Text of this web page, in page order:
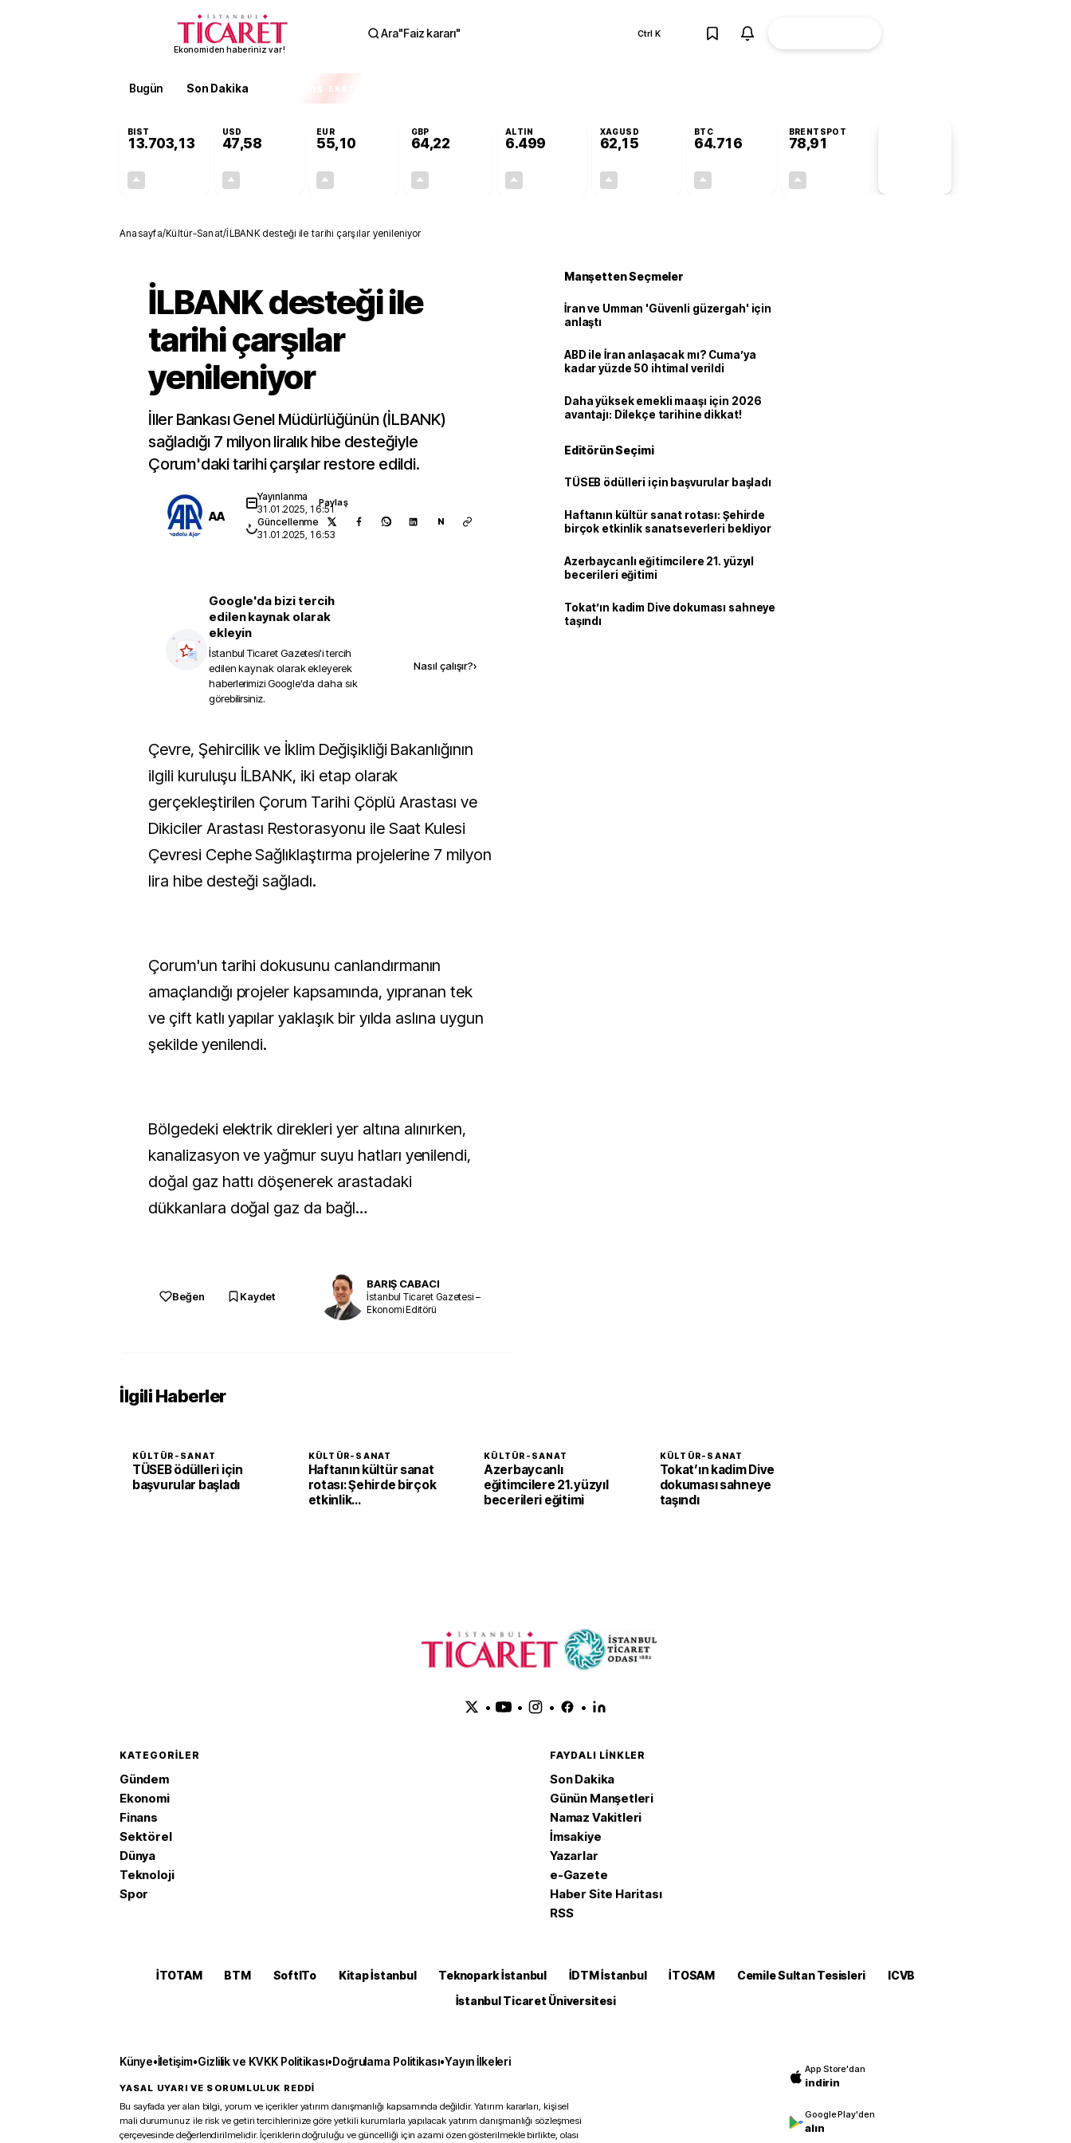
Ekonomiden haberiniz var!
Ara"Faiz kararı" Ctrl K
Bugün Son Dakika EKSTRA
BIST
13.703,13
USD
47,58
EUR
55,10
GBP
64,22
ALTIN
6.499
XAGUSD
62,15
BTC
64.716
BRENTSPOT
78,91
Anasayfa/Kültür-Sanat/İLBANK desteği ile tarihi çarşılar yenileniyor
İLBANK desteği ile
tarihi çarşılar
yenileniyor
İller Bankası Genel Müdürlüğünün (İLBANK)
sağladığı 7 milyon liralık hibe desteğiyle
Çorum'daki tarihi çarşılar restore edildi.
AA
Yayınlanma
31.01.2025, 16:51
Güncellenme
31.01.2025, 16:53
Paylaş
N
Google'da bizi tercih
edilen kaynak olarak
ekleyin
İstanbul Ticaret Gazetesi'i tercih
edilen kaynak olarak ekleyerek
haberlerimizi Google'da daha sık
görebilirsiniz.
Nasıl çalışır?›
Çevre, Şehircilik ve İklim Değişikliği Bakanlığının
ilgili kuruluşu İLBANK, iki etap olarak
gerçekleştirilen Çorum Tarihi Çöplü Arastası ve
Dikiciler Arastası Restorasyonu ile Saat Kulesi
Çevresi Cephe Sağlıklaştırma projelerine 7 milyon
lira hibe desteği sağladı.
Çorum'un tarihi dokusunu canlandırmanın
amaçlandığı projeler kapsamında, yıpranan tek
ve çift katlı yapılar yaklaşık bir yılda aslına uygun
şekilde yenilendi.
Bölgedeki elektrik direkleri yer altına alınırken,
kanalizasyon ve yağmur suyu hatları yenilendi,
doğal gaz hattı döşenerek arastadaki
dükkanlara doğal gaz da bağl…
Beğen Kaydet
BARIŞ CABACI
İstanbul Ticaret Gazetesi –
Ekonomi Editörü
Manşetten Seçmeler
İran ve Umman 'Güvenli güzergah' için
anlaştı
ABD ile İran anlaşacak mı? Cuma’ya
kadar yüzde 50 ihtimal verildi
Daha yüksek emekli maaşı için 2026
avantajı: Dilekçe tarihine dikkat!
Editörün Seçimi
TÜSEB ödülleri için başvurular başladı
Haftanın kültür sanat rotası: Şehirde
birçok etkinlik sanatseverleri bekliyor
Azerbaycanlı eğitimcilere 21. yüzyıl
becerileri eğitimi
Tokat’ın kadim Dive dokuması sahneye
taşındı
İlgili Haberler
KÜLTÜR-SANAT
TÜSEB ödülleri için
başvurular başladı
KÜLTÜR-SANAT
Haftanın kültür sanat
rotası: Şehirde birçok
etkinlik
KÜLTÜR-SANAT
Azerbaycanlı
eğitimcilere 21. yüzyıl
becerileri eğitimi
KÜLTÜR-SANAT
Tokat’ın kadim Dive
dokuması sahneye
taşındı
• • • •
KATEGORILER
Gündem
Ekonomi
Finans
Sektörel
Dünya
Teknoloji
Spor
FAYDALI LINKLER
Son Dakika
Günün Manşetleri
Namaz Vakitleri
İmsakiye
Yazarlar
e-Gazete
Haber Site Haritası
RSS
İTOTAM BTM SoftITo Kitap İstanbul Teknopark İstanbul İDTM İstanbul İTOSAM Cemile Sultan Tesisleri
ICVB
İstanbul Ticaret Üniversitesi
Künye•İletişim•Gizlilik ve KVKK Politikası•Doğrulama Politikası•Yayın İlkeleri
YASAL UYARI VE SORUMLULUK REDDİ
Bu sayfada yer alan bilgi, yorum ve içerikler yatırım danışmanlığı kapsamında değildir. Yatırım kararları, kişisel
mali durumunuz ile risk ve getiri tercihlerinize göre yetkili kurumlarla yapılacak yatırım danışmanlığı sözleşmesi
çerçevesinde değerlendirilmelidir. İçeriklerin doğruluğu ve güncelliği için azami özen gösterilmekle birlikte, olası
App Store'dan
indirin
Google Play'den
alın